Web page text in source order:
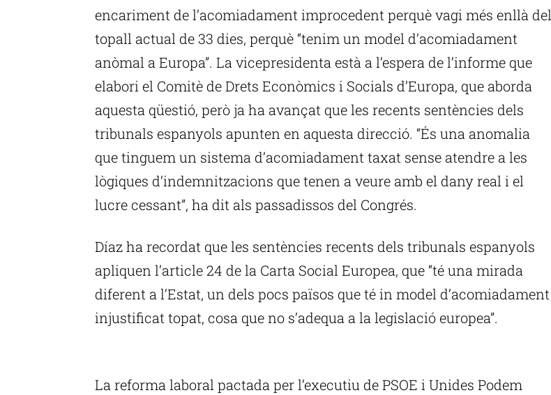
encariment de l’acomiadament improcedent perquè vagi més enllà del
topall actual de 33 dies, perquè “tenim un model d’acomiadament
anòmal a Europa”. La vicepresidenta està a l’espera de l’informe que
elabori el Comitè de Drets Econòmics i Socials d’Europa, que aborda
aquesta qüestió, però ja ha avançat que les recents sentències dels
tribunals espanyols apunten en aquesta direcció. “És una anomalia
que tinguem un sistema d’acomiadament taxat sense atendre a les
lògiques d’indemnitzacions que tenen a veure amb el dany real i el
lucre cessant”, ha dit als passadissos del Congrés.
Díaz ha recordat que les sentències recents dels tribunals espanyols
apliquen l’article 24 de la Carta Social Europea, que “té una mirada
diferent a l’Estat, un dels pocs països que té in model d’acomiadament
injustificat topat, cosa que no s’adequa a la legislació europea”.
La reforma laboral pactada per l’executiu de PSOE i Unides Podem